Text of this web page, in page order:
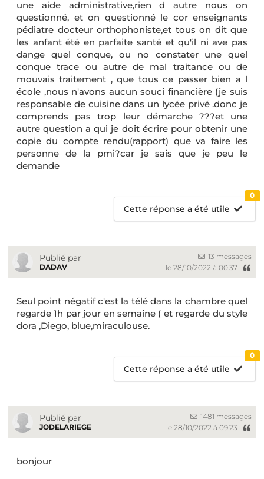
une aide administrative,rien d autre nous on
questionné, et on questionné le cor enseignants
pédiatre docteur orthophoniste,et tous on dit que
les anfant été en parfaite santé et qu'il ni ave pas
dange quel conque, ou no constater une quel
conque trace ou autre de mal traitance ou de
mouvais traitement , que tous ce passer bien a l
école ,nous n'avons aucun souci financière (je suis
responsable de cuisine dans un lycée privé .donc je
comprends pas trop leur démarche ???et une
autre question a qui je doit écrire pour obtenir une
copie du compte rendu(rapport) que va faire les
personne de la pmi?car je sais que je peu le
demande
Cette réponse a été utile
0
Publié par
DADAV
13 messages
le 28/10/2022 à 00:37
Seul point négatif c'est la télé dans la chambre quel
regarde 1h par jour en semaine ( et regarde du style
dora ,Diego, blue,miraculouse.
Cette réponse a été utile
0
Publié par
JODELARIEGE
1481 messages
le 28/10/2022 à 09:23
bonjour